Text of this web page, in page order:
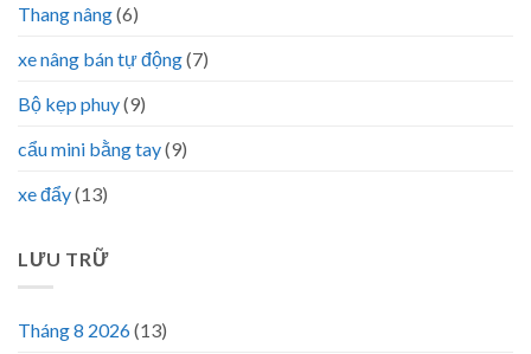
Thang nâng(6)
xe nâng bán tự động(7)
Bộ kẹp phuy(9)
cẩu mini bằng tay(9)
xe đẩy(13)
LƯU TRỮ
Tháng 8 2026(13)